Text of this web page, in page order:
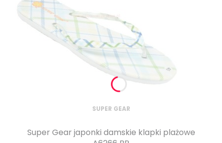
SUPER GEAR
Super Gear japonki damskie klapki plażowe